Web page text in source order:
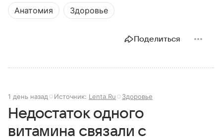
Анатомия Здоровье
Поделиться
1 день назад Источник: Lenta.Ru Здоровье
Недостаток одного
витамина связали с